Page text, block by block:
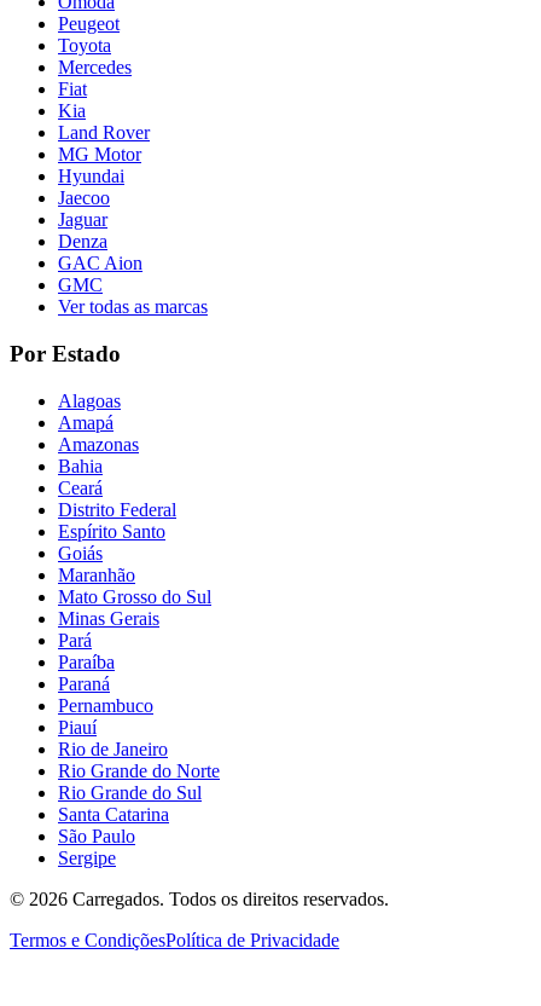
Peugeot
Toyota
Mercedes
Fiat
Kia
Land Rover
MG Motor
Hyundai
Jaecoo
Jaguar
Denza
GAC Aion
GMC
Ver todas as marcas
Por Estado
Alagoas
Amapá
Amazonas
Bahia
Ceará
Distrito Federal
Espírito Santo
Goiás
Maranhão
Mato Grosso do Sul
Minas Gerais
Pará
Paraíba
Paraná
Pernambuco
Piauí
Rio de Janeiro
Rio Grande do Norte
Rio Grande do Sul
Santa Catarina
São Paulo
Sergipe
© 2026 Carregados. Todos os direitos reservados.
Termos e CondiçõesPolítica de Privacidade